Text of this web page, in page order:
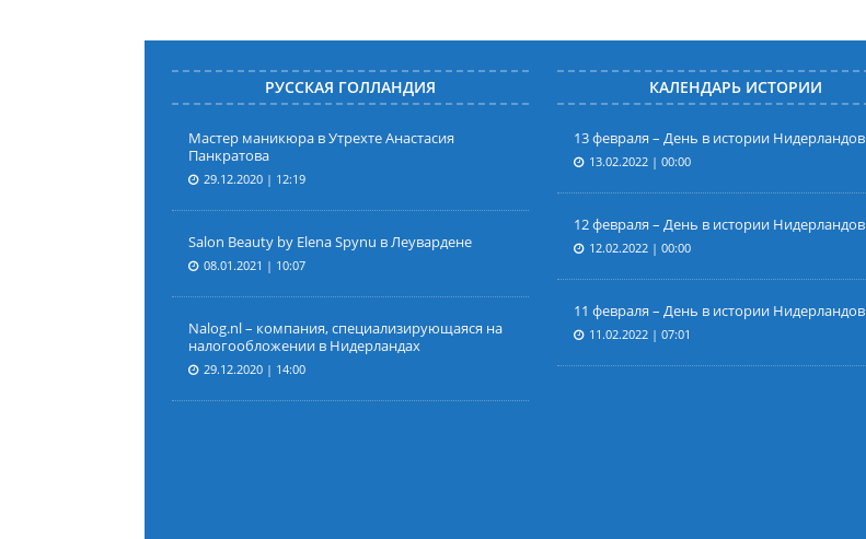
РУССКАЯ ГОЛЛАНДИЯ
Мастер маникюра в Утрехте Анастасия
Панкратова
29.12.2020 | 12:19
Salon Beauty by Elena Spynu в Леувардене
08.01.2021 | 10:07
Nalog.nl – компания, специализирующаяся на
налогообложении в Нидерландах
29.12.2020 | 14:00
КАЛЕНДАРЬ ИСТОРИИ
13 февраля – День в истории Нидерландов
13.02.2022 | 00:00
12 февраля – День в истории Нидерландов
12.02.2022 | 00:00
11 февраля – День в истории Нидерландов
11.02.2022 | 07:01